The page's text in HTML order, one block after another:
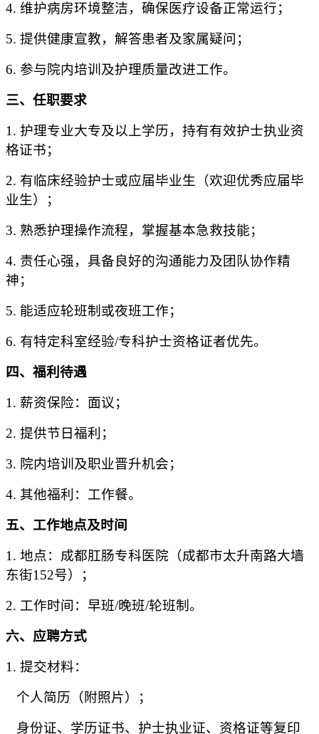
4. 维护病房环境整洁，确保医疗设备正常运行；
5. 提供健康宣教，解答患者及家属疑问；
6. 参与院内培训及护理质量改进工作。
三、任职要求
1. 护理专业大专及以上学历，持有有效护士执业资
格证书；
2. 有临床经验护士或应届毕业生（欢迎优秀应届毕
业生） ；
3. 熟悉护理操作流程，掌握基本急救技能；
4. 责任心强，具备良好的沟通能力及团队协作精
神；
5. 能适应轮班制或夜班工作；
6. 有特定科室经验/专科护士资格证者优先。
四、福利待遇
1. 薪资保险：面议；
2. 提供节日福利；
3. 院内培训及职业晋升机会；
4. 其他福利 ： 工作餐。
五、工作地点及时间
1. 地点： 成都肛肠专科医院（成都市太升南路大墙
东街152号）
；
2. 工作时间：早班/晚班/轮班制。
六、应聘方式
1. 提交材料：
个人简历（附照片）；
身份证、学历证书、护士执业证、资格证等复印